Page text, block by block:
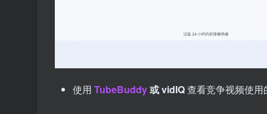
使用 TubeBuddy或 vidIQ查看竞争视频使用